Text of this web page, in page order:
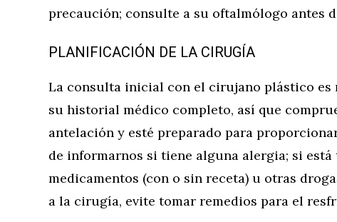
precaución; consulte a su oftalmólogo antes
PLANIFICACIÓN DE LA CIRUGÍA
La consulta inicial con el cirujano plástico es
su historial médico completo, así que
antelación y esté preparado para
de informarnos si tiene alguna alergia; si está
medicamentos (con o sin receta) u otras
a la cirugía, evite tomar remedios para el